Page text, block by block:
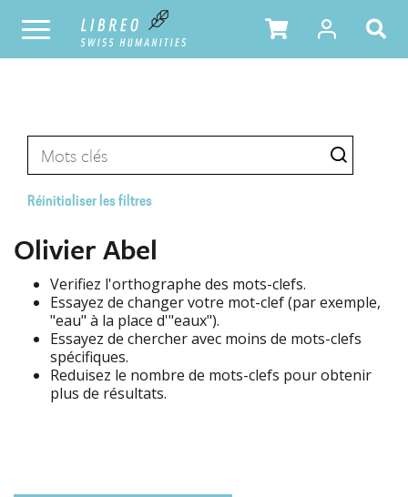
Réinitialiser les filtres
Olivier Abel
Verifiez l'orthographe des mots-clefs.
Essayez de changer votre mot-clef (par exemple,
"eau" à la place d'"eaux").
Essayez de chercher avec moins de mots-clefs
spécifiques.
Reduisez le nombre de mots-clefs pour obtenir
plus de résultats.